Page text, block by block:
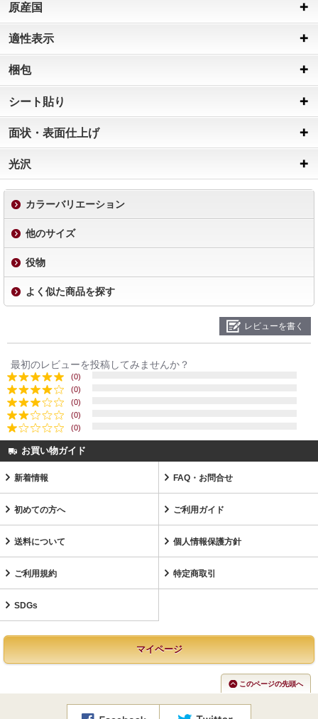
原産国
適性表示
梱包
シート貼り
面状・表面仕上げ
光沢
カラーバリエーション
他のサイズ
役物
よく似た商品を探す
レビューを書く
最初のレビューを投稿してみませんか？
(0)
(0)
(0)
(0)
(0)
お買い物ガイド
新着情報 FAQ・お問合せ
初めての方へ ご利用ガイド
送料について 個人情報保護方針
ご利用規約 特定商取引
SDGs
マイページ
このページの先頭へ